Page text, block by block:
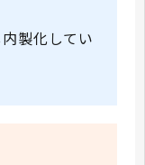
製化してい